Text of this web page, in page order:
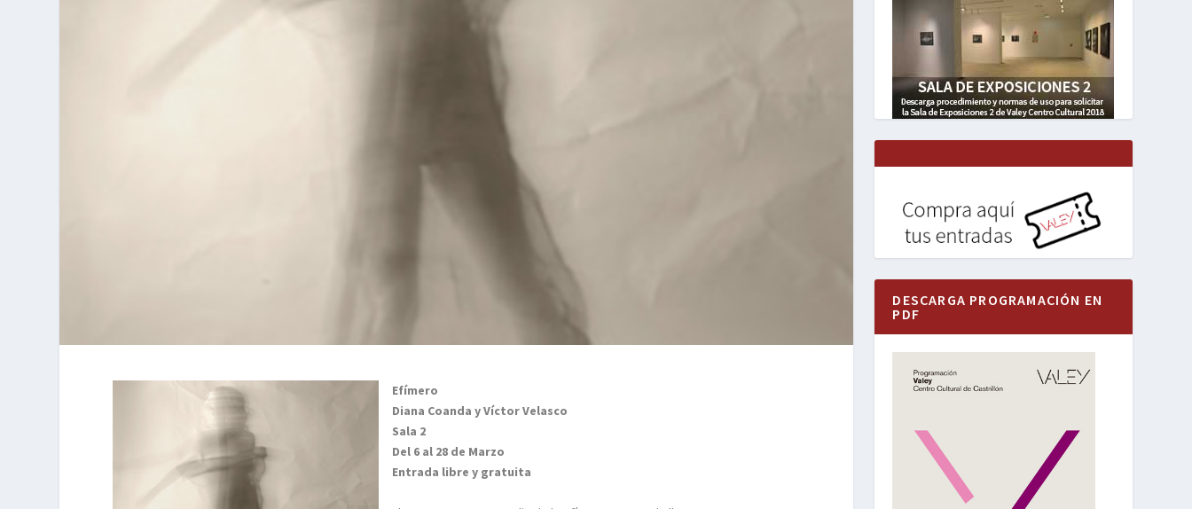
Efímero
Diana Coanda y Víctor Velasco
Sala 2
Del 6 al 28 de Marzo
Entrada libre y gratuita
DESCARGA PROGRAMACIÓN EN
PDF